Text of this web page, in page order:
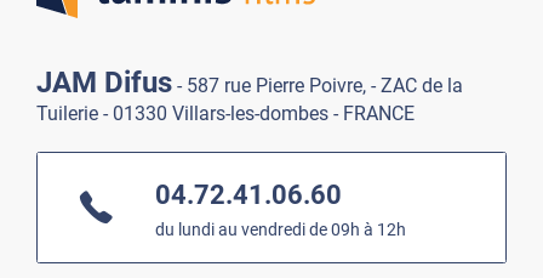
JAM Difus - 587 rue Pierre Poivre, - ZAC de la
Tuilerie - 01330 Villars-les-dombes - FRANCE
04.72.41.06.60
du lundi au vendredi de 09h à 12h